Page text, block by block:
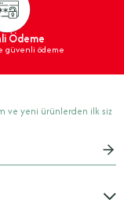
Ödeme
güvenli ödeme
ve yeni ürünlerden ilk siz